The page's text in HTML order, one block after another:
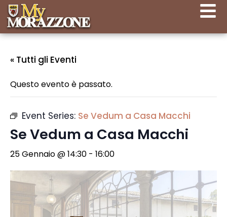
« Tutti gli Eventi
Questo evento è passato.
Event Series: Se Vedum a Casa Macchi
Se Vedum a Casa Macchi
25 Gennaio @ 14:30 - 16:00